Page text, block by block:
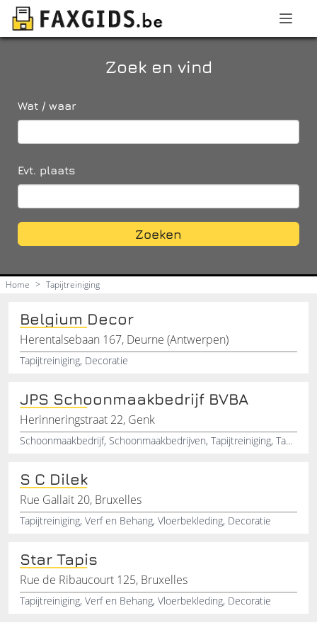
Zoek en vind
Wat / waar
Evt. plaats
Zoeken
Home > Tapijtreiniging
Belgium Decor
Herentalsebaan 167, Deurne (Antwerpen)
Tapijtreiniging, Decoratie
JPS Schoonmaakbedrijf BVBA
Herinneringstraat 22, Genk
Schoonmaakbedrijf, Schoonmaakbedrijven, Tapijtreiniging, Tapijtreinigers, Gent
S C Dilek
Rue Gallait 20, Bruxelles
Tapijtreiniging, Verf en Behang, Vloerbekleding, Decoratie
Star Tapis
Rue de Ribaucourt 125, Bruxelles
Tapijtreiniging, Verf en Behang, Vloerbekleding, Decoratie